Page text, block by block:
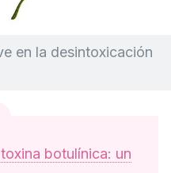
en la desintoxicación
botulínica: un